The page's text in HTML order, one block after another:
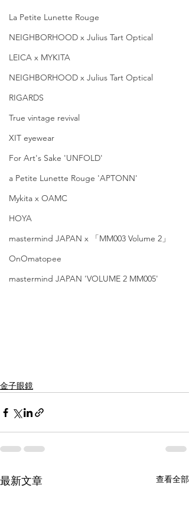
La Petite Lunette Rouge
NEIGHBORHOOD x Julius Tart Optical
LEICA x MYKITA
NEIGHBORHOOD x Julius Tart Optical
RIGARDS
True vintage revival
XIT eyewear
For Art's Sake 'UNFOLD'
a Petite Lunette Rouge 'APTONN'
Mykita x OAMC
HOYA
mastermind JAPAN x 「MM003 Volume 2」
OnOmatopee
mastermind JAPAN 'VOLUME 2 MM005'
金子眼鏡
最新文章 查看全部